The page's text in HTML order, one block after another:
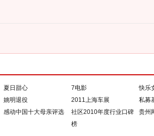
夏日甜心 7电影
快乐
姚明退役 2011上海车展
私募
感动中国十大母亲评选
社区2010年度行业口碑
榜
贵州